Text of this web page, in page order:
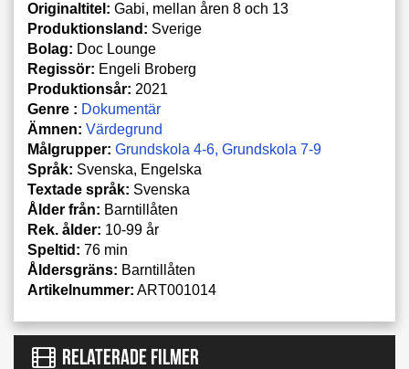
Originaltitel: Gabi, mellan åren 8 och 13
Produktionsland: Sverige
Bolag: Doc Lounge
Regissör: Engeli Broberg
Produktionsår: 2021
Genre : Dokumentär
Ämnen: Värdegrund
Målgrupper: Grundskola 4-6 Grundskola 7-9
Språk: Svenska, Engelska
Textade språk: Svenska
Ålder från: Barntillåten
Rek. ålder: 10-99 år
Speltid: 76 min
Åldersgräns: Barntillåten
Artikelnummer: ART001014
RELATERADE FILMER